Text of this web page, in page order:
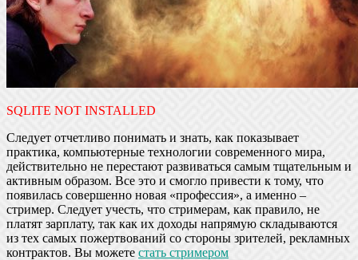
SQLITE NOT INSTALLED
Следует отчетливо понимать и знать, как показывает
практика, компьютерные технологии современного мира,
действительно не перестают развиваться самым тщательным и
активным образом. Все это и смогло привести к тому, что
появилась совершенно новая «профессия», а именно –
стример. Следует учесть, что стримерам, как правило, не
платят зарплату, так как их доходы напрямую складываются
из тех самых пожертвований со стороны зрителей, рекламных
контрактов. Вы можете стать стримером